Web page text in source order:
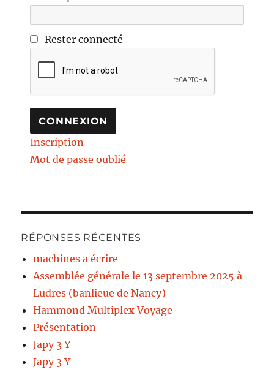
Rester connecté
CONNEXION
Inscription
Mot de passe oublié
RÉPONSES RÉCENTES
machines a écrire
Assemblée générale le 13 septembre 2025 à
Ludres (banlieue de Nancy)
Hammond Multiplex Voyage
Présentation
Japy 3 Y
Japy 3 Y